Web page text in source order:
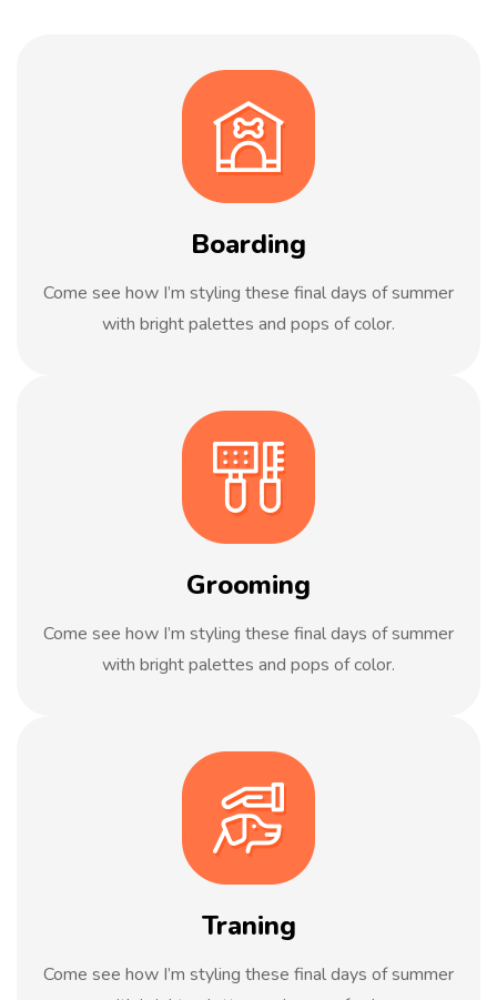
Boarding
Come see how I’m styling these final days of summer
with bright palettes and pops of color.
Grooming
Come see how I’m styling these final days of summer
with bright palettes and pops of color.
Traning
Come see how I’m styling these final days of summer